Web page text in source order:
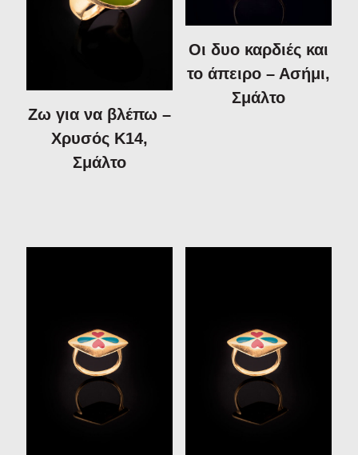
Ζω για να βλέπω –
Χρυσός Κ14,
Σμάλτο
Οι δυο καρδιές και
το άπειρο – Ασήμι,
Σμάλτο